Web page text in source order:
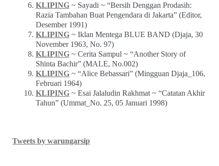
KLIPING~ Sayadi ~ “Bersih Denggan Prodasih:
Razia Tambahan Buat Pengendara di Jakarta” (Editor,
Desember 1991)
KLIPING~ Iklan Mentega BLUE BAND (Djaja, 30
November 1963, No. 97)
KLIPING~ Cerita Sampul ~ “Another Story of
Shinta Bachir” (MALE, No.002)
KLIPING~ “Alice Bebassari” (Mingguan Djaja_106,
Februari 1964)
KLIPING~ Esai Jalaludin Rakhmat ~ “Catatan Akhir
Tahun” (Ummat_No. 25, 05 Januari 1998)
Tweets by warungarsip